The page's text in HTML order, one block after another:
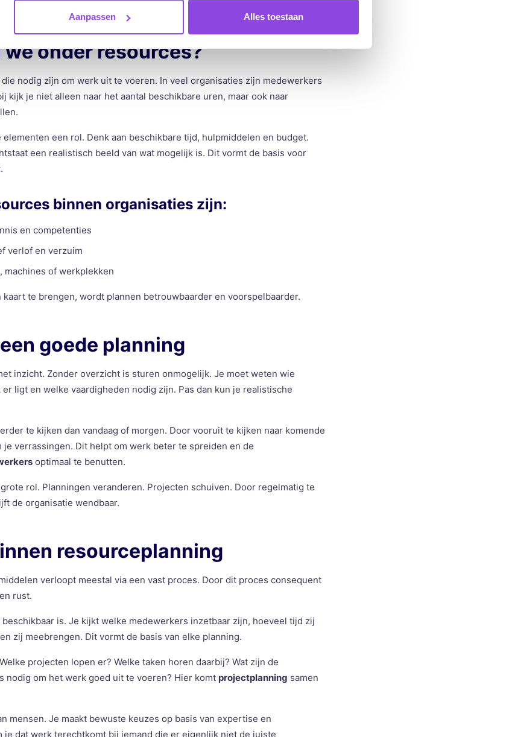
Aanpassen Alles toestaan
de productiviteit en verkleint de kans op uitval.
onder resources?
nodig zijn om werk uit te voeren. In veel organisaties zijn medewerkers
kijk je niet alleen naar het aantal beschikbare uren, maar ook naar
elementen een rol. Denk aan beschikbare tijd, hulpmiddelen en budget.
een realistisch beeld van wat mogelijk is. Dit vormt de basis voor
.
binnen organisaties zijn:
en competenties
verlof en verzuim
machines of werkplekken
te brengen, wordt plannen betrouwbaarder en voorspelbaarder.
goede planning
inzicht. Zonder overzicht is sturen onmogelijk. Je moet weten wie
ligt en welke vaardigheden nodig zijn. Pas dan kun je realistische
te kijken dan vandaag of morgen. Door vooruit te kijken naar komende
je verrassingen. Dit helpt om werk beter te spreiden en de
optimaal te benutten.
rol. Planningen veranderen. Projecten schuiven. Door regelmatig te
de organisatie wendbaar.
resourceplanning
verloopt meestal via een vast proces. Door dit proces consequent
rust.
is. Je kijkt welke medewerkers inzetbaar zijn, hoeveel tijd zij
zij meebrengen. Dit vormt de basis van elke planning.
projecten lopen er? Welke taken horen daarbij? Wat zijn de
nodig om het werk goed uit te voeren? Hier komt projectplanning samen
mensen. Je maakt bewuste keuzes op basis van expertise en
je dat werk terechtkomt bij iemand die er eigenlijk niet de juiste